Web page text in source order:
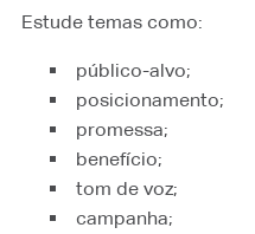
Estude temas como:
público-alvo;
posicionamento;
promessa;
benefício;
tom de voz;
campanha;